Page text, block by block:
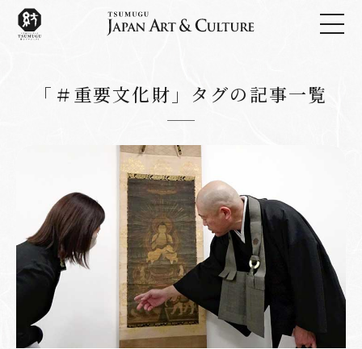
「＃重要文化財」タグの記事一覧